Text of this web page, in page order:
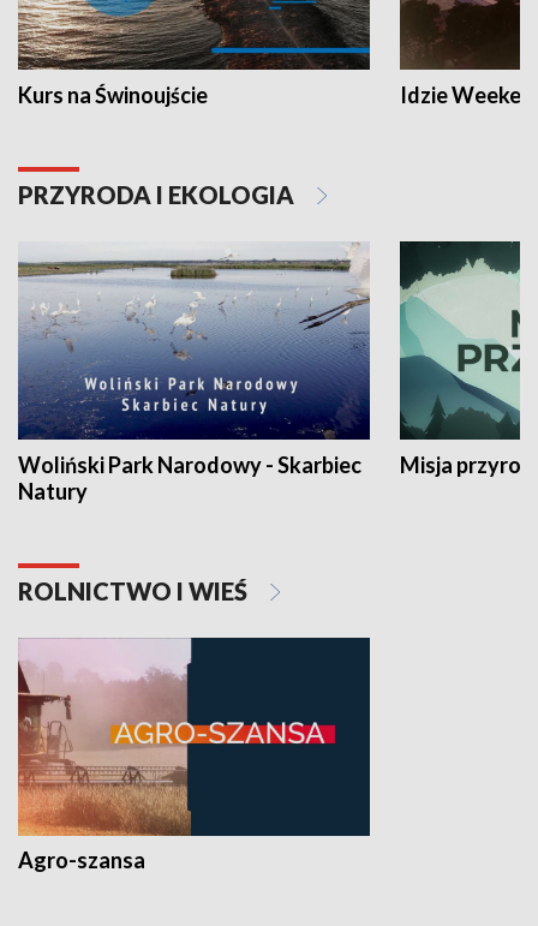
Kurs na Świnoujście Idzie
PRZYRODA I EKOLOGIA
Woliński Park Narodowy - Skarbiec
Natury
Misja
ROLNICTWO I WIEŚ
Agro-szansa